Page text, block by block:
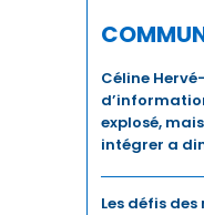
DÉVELOPPEMENT
DIGITAL
DIPLOMATIE
DISTRIBUTION
Céline
explosé,
intégrer a
Les défis